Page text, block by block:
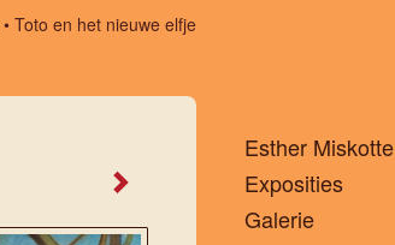
Toto en het nieuwe elfje
Esther Miskotte
Exposities
Galerie